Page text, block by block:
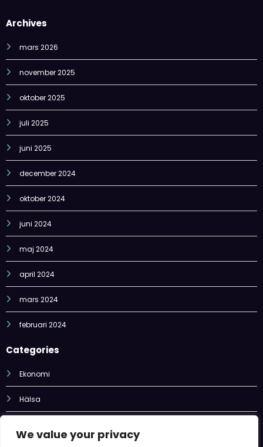
We value your privacy
Archives
mars 2026
november 2025
oktober 2025
juli 2025
juni 2025
december 2024
oktober 2024
juni 2024
maj 2024
april 2024
mars 2024
februari 2024
Categories
Ekonomi
Hälsa